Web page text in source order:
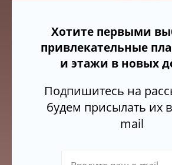
Хотите первыми
привлекательные
и этажи в новых
Подпишитесь на
будем присылать их
mail